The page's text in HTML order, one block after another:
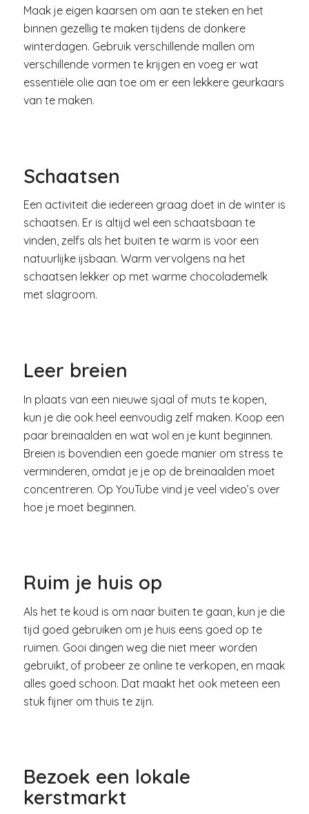
Maak je eigen kaarsen om aan te steken en het
binnen gezellig te maken tijdens de donkere
winterdagen. Gebruik verschillende mallen om
verschillende vormen te krijgen en voeg er wat
essentiële olie aan toe om er een lekkere geurkaars
van te maken.
Schaatsen
Een activiteit die iedereen graag doet in de winter is
schaatsen. Er is altijd wel een schaatsbaan te
vinden, zelfs als het buiten te warm is voor een
natuurlijke ijsbaan. Warm vervolgens na het
schaatsen lekker op met warme chocolademelk
met slagroom.
Leer breien
In plaats van een nieuwe sjaal of muts te kopen,
kun je die ook heel eenvoudig zelf maken. Koop een
paar breinaalden en wat wol en je kunt beginnen.
Breien is bovendien een goede manier om stress te
verminderen, omdat je je op de breinaalden moet
concentreren. Op YouTube vind je veel video’s over
hoe je moet beginnen.
Ruim je huis op
Als het te koud is om naar buiten te gaan, kun je die
tijd goed gebruiken om je huis eens goed op te
ruimen. Gooi dingen weg die niet meer worden
gebruikt, of probeer ze online te verkopen, en maak
alles goed schoon. Dat maakt het ook meteen een
stuk fijner om thuis te zijn.
Bezoek een lokale
kerstmarkt